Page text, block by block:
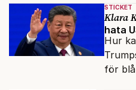
STICKET
Klara
hata
Hur
för